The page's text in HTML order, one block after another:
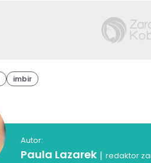
imbir
Autor:
Paula Lazarek | redaktor